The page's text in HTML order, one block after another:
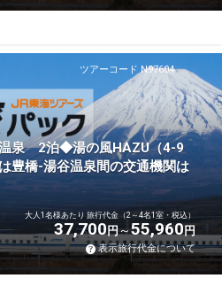
ツアーコード N97604
泉 2泊◆湯の風HAZU（4-9
橋-湯谷温泉間の交通機関は
大人1名様あたり 旅行代金（2～4名1室・税込）
37,700円 55,960円
表示旅行代金について